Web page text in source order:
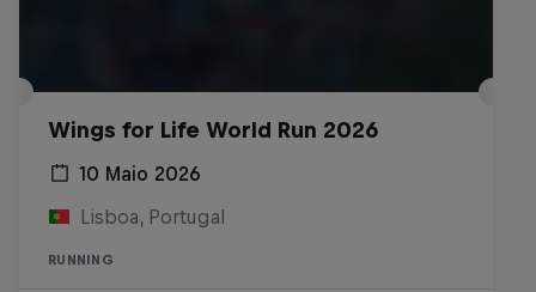
Wings for Life World Run 2026
10 Maio 2026
Lisboa, Portugal
RUNNING